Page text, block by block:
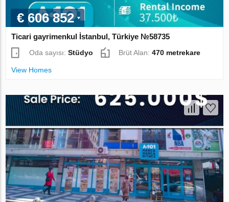
€ 606 852
Ticari gayrimenkul İstanbul, Türkiye №58735
Oda sayısı:Stüdyo Brüt Alan:470 metrekare
View Homes